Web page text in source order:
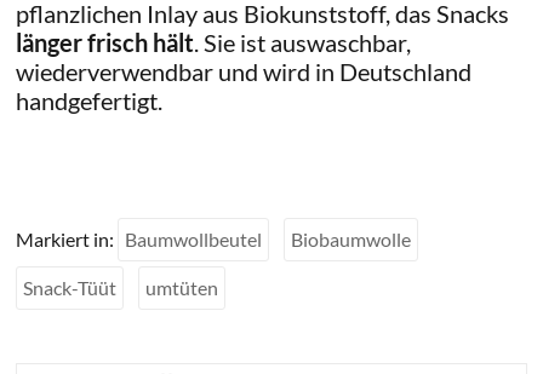
pflanzlichen Inlay aus Biokunststoff, das Snacks
länger frisch hält. Sie ist auswaschbar,
wiederverwendbar und wird in Deutschland
handgefertigt.
Markiert in: Baumwollbeutel Biobaumwolle
Snack-Tüüt umtüten